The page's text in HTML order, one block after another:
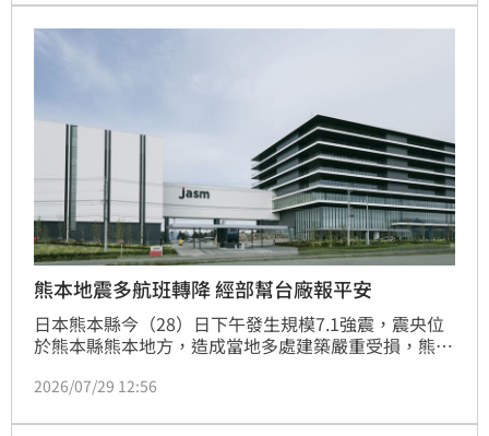
的2航班目前也仍有空位，長榮航空今日航班則正常營
運。
熊本地震多航班轉降 經部幫台廠報平安
日本熊本縣今（28）日下午發生規模7.1強震，震央位
於熊本縣熊本地方，造成當地多處建築嚴重受損，熊本
及星宇航空等出現大規模延飛與轉降狀況，經濟部也馬
2026/07/29 12:56